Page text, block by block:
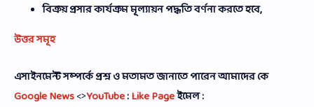
বিক্রয় প্রসার কার্যক্রম মূল্যায়ন পদ্ধতি বর্ণনা করতে হবে,
উত্তর সমূহ
এসাইনমেন্ট সম্পর্কে প্রশ্ন ও মতামত জানাতে পারেন আমাদের কে
Google News<>YouTube:Like Pageইমেল :